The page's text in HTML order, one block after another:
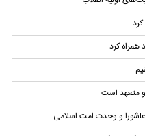
همراه کرد
متعهد است
و وحدت امت اسلامی